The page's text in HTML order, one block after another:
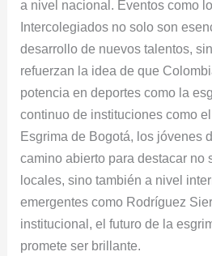
a nivel nacional. Eventos como
Intercolegiados no solo son
desarrollo de nuevos talentos,
refuerzan la idea de que
potencia en deportes como la
continuo de instituciones como
Esgrima de Bogotá, los jóvenes
camino abierto para destacar no
locales, sino también a nivel
emergentes como Rodríguez
institucional, el futuro de la
promete ser brillante.